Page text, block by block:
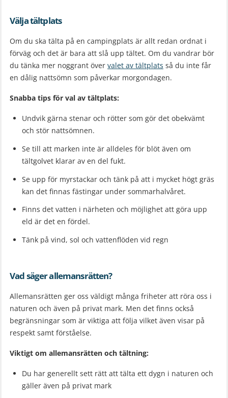
Välja tältplats
Om du ska tälta på en campingplats är allt redan ordnat i
förväg och det är bara att slå upp tältet. Om du vandrar bör
du tänka mer noggrant över valet av tältplats så du inte får
en dålig nattsömn som påverkar morgondagen.
Snabba tips för val av tältplats:
Undvik gärna stenar och rötter som gör det obekvämt
och stör nattsömnen.
Se till att marken inte är alldeles för blöt även om
tältgolvet klarar av en del fukt.
Se upp för myrstackar och tänk på att i mycket högt gräs
kan det finnas fästingar under sommarhalvåret.
Finns det vatten i närheten och möjlighet att göra upp
eld är det en fördel.
Tänk på vind, sol och vattenflöden vid regn
Vad säger allemansrätten?
Allemansrätten ger oss väldigt många friheter att röra oss i
naturen och även på privat mark. Men det finns också
begränsningar som är viktiga att följa vilket även visar på
respekt samt förståelse.
Viktigt om allemansrätten och tältning:
Du har generellt sett rätt att tälta ett dygn i naturen och
gäller även på privat mark